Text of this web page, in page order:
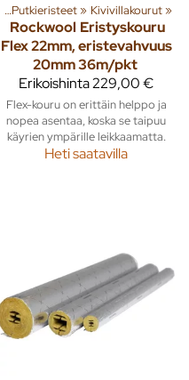
‪» Putkieristeet‪» Kivivillakourut‪»
Rockwool Eristyskouru
Flex 22mm, eristevahvuus
20mm 36m/pkt
Erikoishinta229,00 €
Flex-kouru on erittäin helppo ja
nopea asentaa, koska se taipuu
käyrien ympärille leikkaamatta.
Heti saatavilla